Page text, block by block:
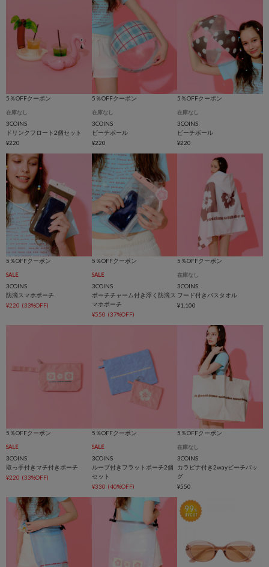
5％OFFクーポン
在庫なし
3COINS
ドリンクフロート2個セット
¥220
5％OFFクーポン
在庫なし
3COINS
ビーチボール
¥220
5％OFFクーポン
在庫なし
3COINS
ビーチボール
¥220
5％OFFクーポン
SALE
3COINS
防滴スマホポーチ
¥220 (33%OFF)
5％OFFクーポン
SALE
3COINS
ポーチチャーム付き浮く防滴ス
マホポーチ
¥550 (37%OFF)
5％OFFクーポン
在庫なし
3COINS
フード付きバスタオル
¥1,100
5％OFFクーポン
SALE
3COINS
取っ手付きマチ付きポーチ
¥220 (33%OFF)
5％OFFクーポン
SALE
3COINS
ループ付きフラットポーチ2個
セット
¥330 (40%OFF)
5％OFFクーポン
在庫なし
3COINS
カラビナ付き2wayビーチバッ
グ
¥550